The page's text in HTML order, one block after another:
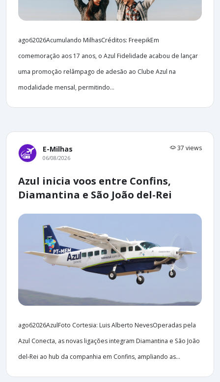
ago62026Acumulando MilhasCréditos: FreepikEm
comemoração aos 17 anos, o Azul Fidelidade acabou de lançar
uma promoção relâmpago de adesão ao Clube Azul na
modalidade mensal, permitindo...
E-Milhas 37 views
06/08/2026
Azul inicia voos entre Confins,
Diamantina e São João del-Rei
ago62026AzulFoto Cortesia: Luis Alberto NevesOperadas pela
Azul Conecta, as novas ligações integram Diamantina e São João
del-Rei ao hub da companhia em Confins, ampliando as...